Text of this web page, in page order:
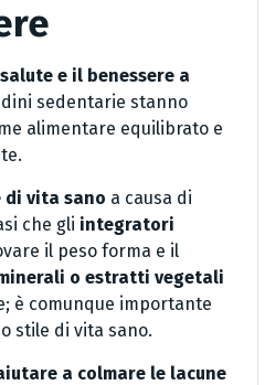
e il benessere a
sedentarie stanno
alimentare equilibrato e
di vita sano a causa di
che gli integratori
il peso forma e il
o estratti vegetali
è comunque importante
stile di vita sano.
a colmare le lacune